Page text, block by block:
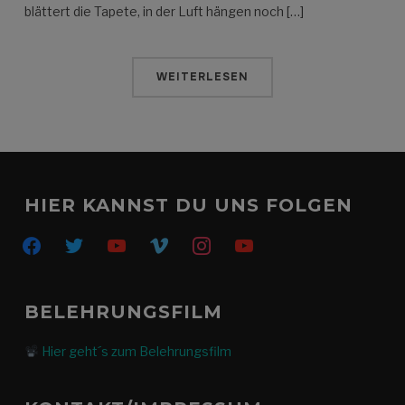
blättert die Tapete, in der Luft hängen noch […]
WEITERLESEN
HIER KANNST DU UNS FOLGEN
facebooktwitter youtube vimeo instagramyoutube
BELEHRUNGSFILM
Hier geht´s zum Belehrungsfilm